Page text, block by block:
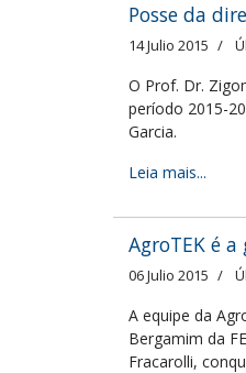
Posse da
14 Julio 2015
O Prof. Dr.
período 2015-
Garcia.
Leia mais...
AgroTEK é
06 Julio 2015
A equipe da
Bergamim da
Fracarolli,